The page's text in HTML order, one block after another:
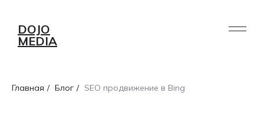
DOJO
MEDIA
Главная / Блог / SEO продвижение в Bing